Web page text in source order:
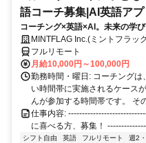
語コーチ募集|AI英語ア
ング
コーチング×英語×AI。未来の学
MINTFLAG Inc.(ミントフラッ
フルリモート
月給10,000円～100,000円
勤務時間・曜日: コーチング
い時間帯に実施されるケース
んが参加する時間帯です。 そ
仕事内容:
に喜べる方、募集！
シフト自由 英語 フルリモート 週2